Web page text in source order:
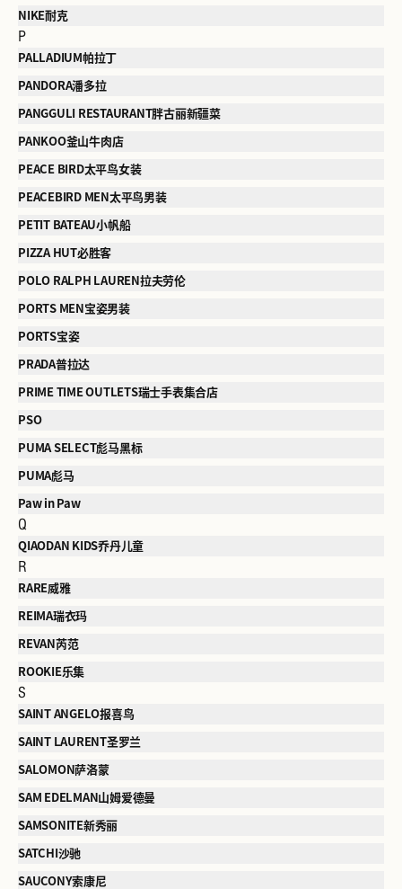
NIKE耐克
P
PALLADIUM帕拉丁
PANDORA潘多拉
PANGGULI RESTAURANT胖古丽新疆菜
PANKOO釜山牛肉店
PEACE BIRD太平鸟女装
PEACEBIRD MEN太平鸟男装
PETIT BATEAU小帆船
PIZZA HUT必胜客
POLO RALPH LAUREN拉夫劳伦
PORTS MEN宝姿男装
PORTS宝姿
PRADA普拉达
PRIME TIME OUTLETS瑞士手表集合店
PSO
PUMA SELECT彪马黑标
PUMA彪马
Paw in Paw
Q
QIAODAN KIDS乔丹儿童
R
RARE威雅
REIMA瑞衣玛
REVAN芮范
ROOKIE乐集
S
SAINT ANGELO报喜鸟
SAINT LAURENT圣罗兰
SALOMON萨洛蒙
SAM EDELMAN山姆爱德曼
SAMSONITE新秀丽
SATCHI沙驰
SAUCONY索康尼